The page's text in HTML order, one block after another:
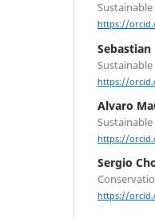
https://
https://
Alvaro
https://
Sergio
https://